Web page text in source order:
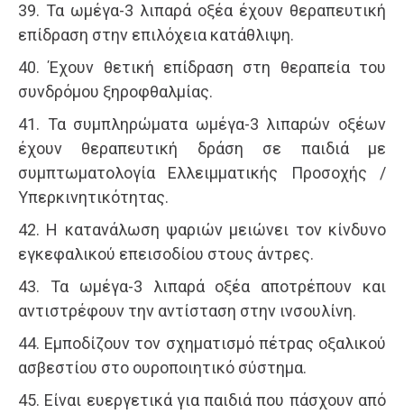
39. Τα ωμέγα-3 λιπαρά οξέα έχουν θεραπευτική
επίδραση στην επιλόχεια κατάθλιψη.
40. Έχουν θετική επίδραση στη θεραπεία του
συνδρόμου ξηροφθαλμίας.
41. Τα συμπληρώματα ωμέγα-3 λιπαρών οξέων
έχουν θεραπευτική δράση σε παιδιά με
συμπτωματολογία Ελλειμματικής Προσοχής /
Υπερκινητικότητας.
42. Η κατανάλωση ψαριών μειώνει τον κίνδυνο
εγκεφαλικού επεισοδίου στους άντρες.
43. Τα ωμέγα-3 λιπαρά οξέα αποτρέπουν και
αντιστρέφουν την αντίσταση στην ινσουλίνη.
44. Εμποδίζουν τον σχηματισμό πέτρας οξαλικού
ασβεστίου στο ουροποιητικό σύστημα.
45. Είναι ευεργετικά για παιδιά που πάσχουν από